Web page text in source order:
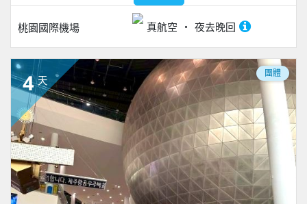
桃園國際機場 真航空 夜去晚回
4 天
團體